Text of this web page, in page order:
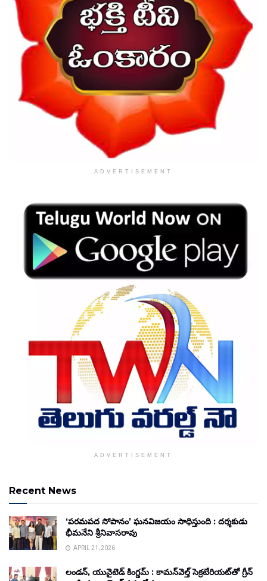
ADVERTISEMENT
ADVERTISEMENT
Recent News
‘పరమపద సోపానం’ ఘనవిజయం సాధిస్తుంది : దర్శకుడు
భీమనేని శ్రీనివాసరావు
APRIL 21, 2026
లండన్, యునైటెడ్ కింగ్డమ్ : కామన్‌వెల్త్ సెక్రటేరియట్‌తో గ్రీన్